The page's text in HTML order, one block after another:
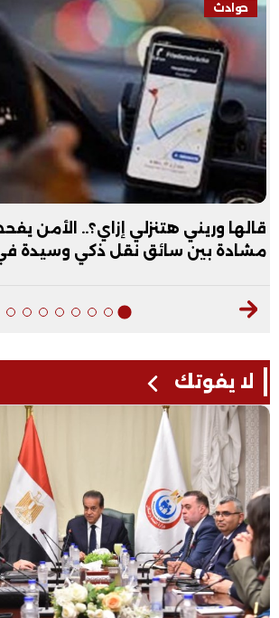
هتنزلي إزاي؟.. الأمن يفحص واقعة
سائق نقل ذكي وسيدة في دار السلام
لا يفوتك